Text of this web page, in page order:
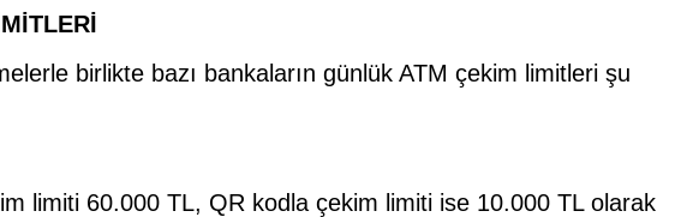
birlikte bazı bankaların günlük ATM çekim limitleri şu
limiti 60.000 TL, QR kodla çekim limiti ise 10.000 TL olarak